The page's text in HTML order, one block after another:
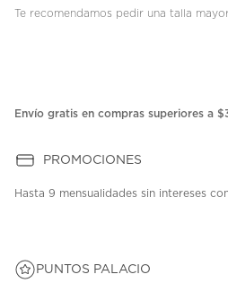
Te recomendamos pedir una talla
Envío gratis en compras superiores a
PROMOCIONES
Hasta 9 mensualidades sin intereses
PUNTOS PALACIO